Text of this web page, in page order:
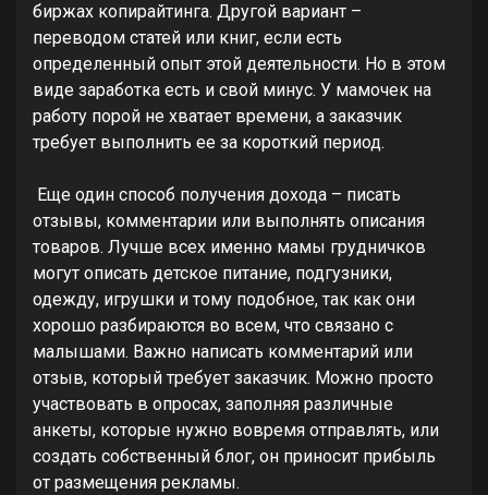
биржах копирайтинга. Другой вариант –
переводом статей или книг, если есть
определенный опыт этой деятельности. Но в этом
виде заработка есть и свой минус. У мамочек на
работу порой не хватает времени, а заказчик
требует выполнить ее за короткий период.
Еще один способ получения дохода – писать
отзывы, комментарии или выполнять описания
товаров. Лучше всех именно мамы грудничков
могут описать детское питание, подгузники,
одежду, игрушки и тому подобное, так как они
хорошо разбираются во всем, что связано с
малышами. Важно написать комментарий или
отзыв, который требует заказчик. Можно просто
участвовать в опросах, заполняя различные
анкеты, которые нужно вовремя отправлять, или
создать собственный блог, он приносит прибыль
от размещения рекламы.